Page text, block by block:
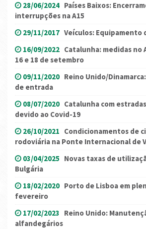
28/06/2024 Países Baixos:
interrupções na A15
29/11/2017 Veículos: Equipamento
16/09/2022 Catalunha: medidas no
16 e 18 de setembro
09/11/2020 Reino Unido/
de entrada
08/07/2020 Catalunha com
devido ao Covid-19
26/10/2021 Condicionamentos de
rodoviária na Ponte Internacional de
03/04/2025 Novas taxas de
Bulgária
18/02/2020 Porto de Lisboa em
fevereiro
17/02/2023 Reino Unido:
alfandegários